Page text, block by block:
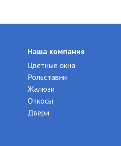
Наша компания
Цветные окна
Рольставни
Жалюзи
Откосы
Двери